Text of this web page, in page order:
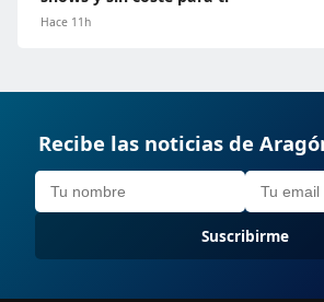
Hace 11h
Recibe las noticias de
Suscribirme